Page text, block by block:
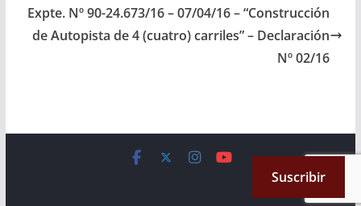
Expte. Nº 90-24.673/16 – 07/04/16 – “Construcción
de Autopista de 4 (cuatro) carriles” – Declaración
Nº 02/16
. All rights reserved.
by ThemeGrill. Powered byWordPress.
Suscribir